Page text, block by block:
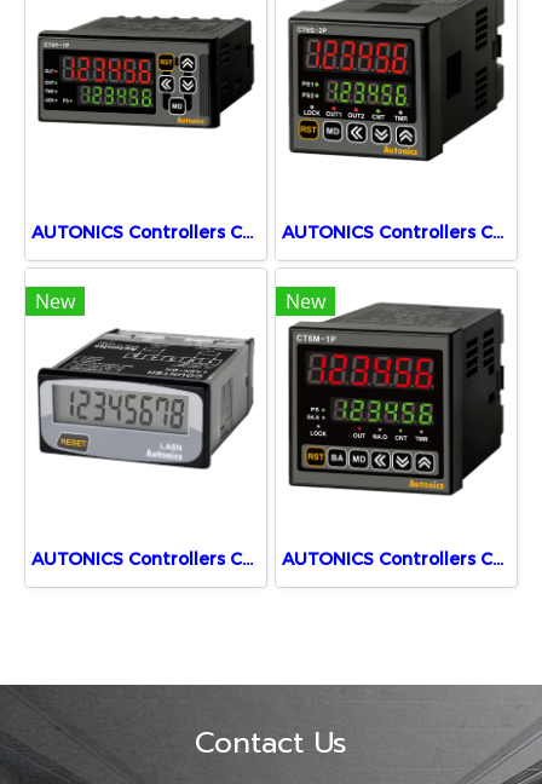
AUTONICS Controllers Counters CT6Y-1P4 AUTONICS Controllers Counters CT6S-2P2
New
AUTONICS Controllers Counters LA8N-BN
New
AUTONICS Controllers Counters CT6M-1P2
Contact Us